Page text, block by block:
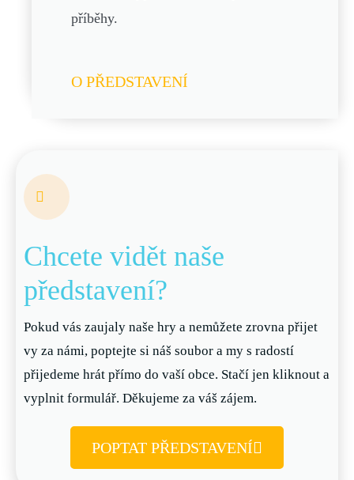
příběhy.
O PŘEDSTAVENÍ
Chcete vidět naše
představení?
Pokud vás zaujaly naše hry a nemůžete zrovna přijet
vy za námi, poptejte si náš soubor a my s radostí
přijedeme hrát přímo do vaší obce. Stačí jen kliknout a
vyplnit formulář. Děkujeme za váš zájem.
POPTAT PŘEDSTAVENÍ